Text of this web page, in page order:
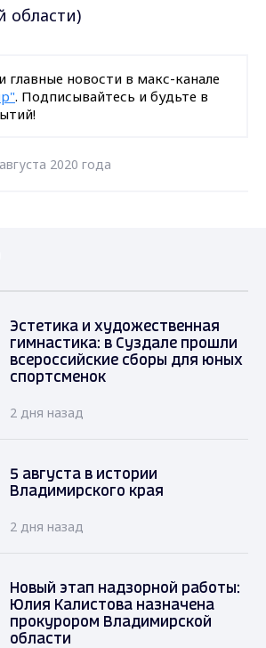
области)
главные новости в макс-канале
. Подписывайтесь и будьте в
2020 года
Эстетика и художественная
гимнастика: в Суздале прошли
всероссийские сборы для юных
спортсменок
2 дня назад
5 августа в истории
Владимирского края
2 дня назад
Новый этап надзорной работы:
Юлия Калистова назначена
прокурором Владимирской
области